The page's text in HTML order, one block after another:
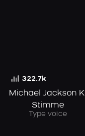
322.7k
Michael Jackson KI
Stimme
Type voice